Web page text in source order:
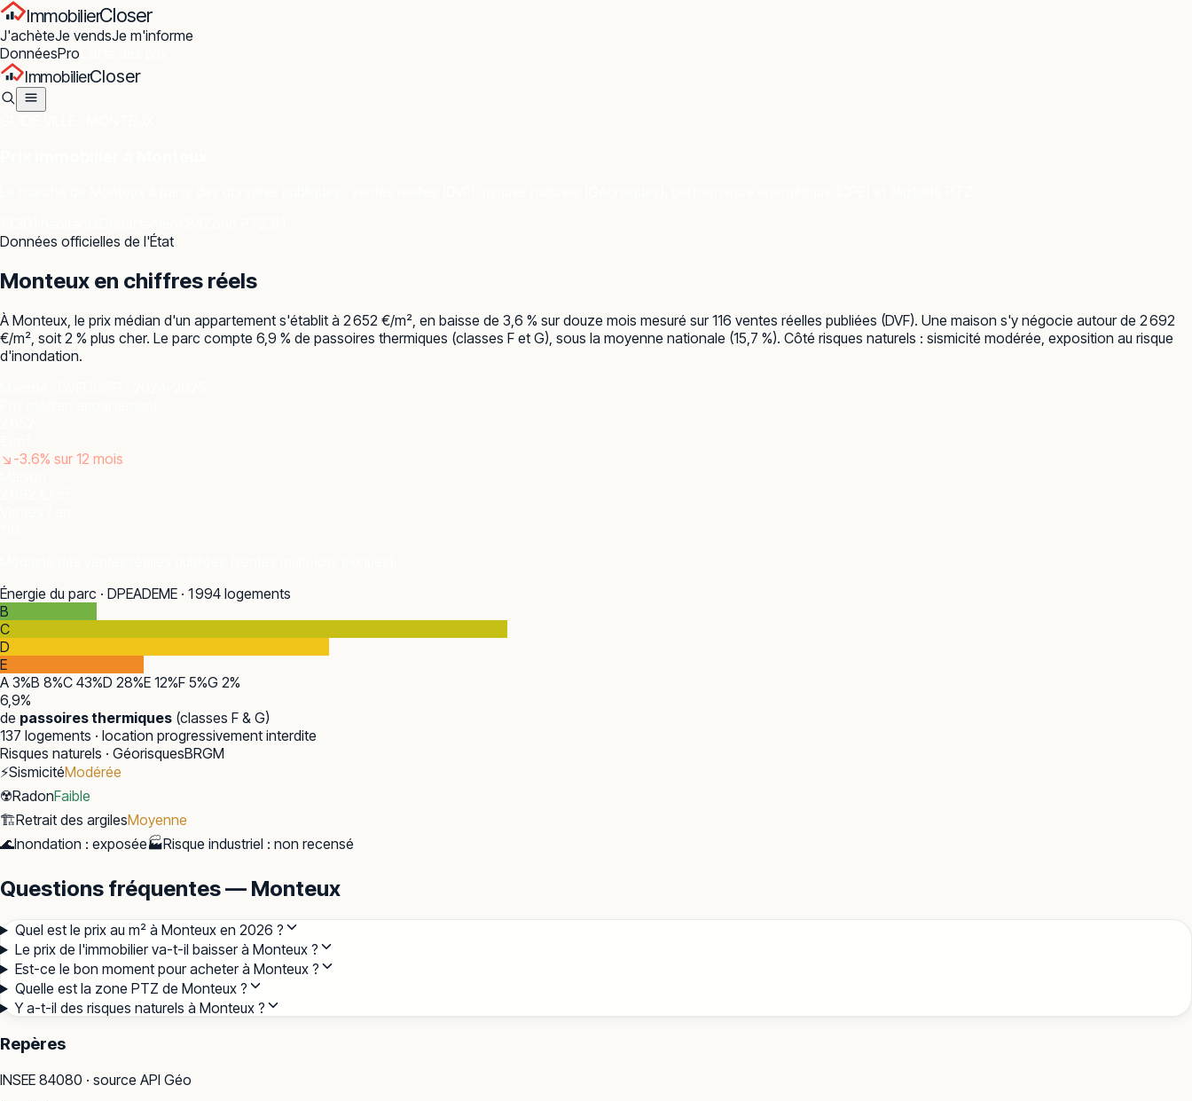
ImmobilierCloser
J'achèteJe vendsJe m'informe
DonnéesPro
ImmobilierCloser
Données officielles de l'État
Monteux en chiffres réels
À Monteux, le prix médian d'un appartement s'établit à 2 652 €/m², en baisse de 3,6 % sur douze mois mesuré sur 116 ventes réelles publiées (DVF). Une maison s'y négocie autour de 2 692
€/m², soit 2 % plus cher. Le parc compte 6,9 % de passoires thermiques (classes F et G), sous la moyenne nationale (15,7 %). Côté risques naturels : sismicité modérée, exposition au risque
d'inondation.
↘ -3.6% sur 12 mois
Énergie du parc · DPEADEME · 1 994 logements
B
C
D
E
A 3%B 8%C 43%D 28%E 12%F 5%G 2%
6,9%
de passoires thermiques (classes F & G)
137 logements · location progressivement interdite
Risques naturels · GéorisquesBRGM
⚡SismicitéModérée
☢️RadonFaible
🏗️Retrait des argilesMoyenne
🌊Inondation : exposée🏭Risque industriel : non recensé
Questions fréquentes — Monteux
Quel est le prix au m² à Monteux en 2026 ?
Le prix de l'immobilier va-t-il baisser à Monteux ?
Est-ce le bon moment pour acheter à Monteux ?
Quelle est la zone PTZ de Monteux ?
Y a-t-il des risques naturels à Monteux ?
Repères
INSEE 84080 · source API Géo